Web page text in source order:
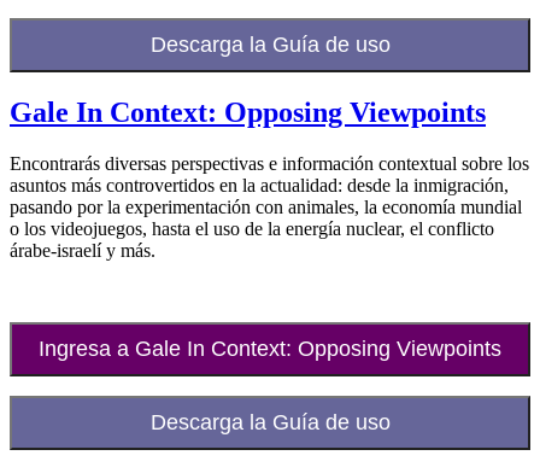
Descarga la Guía de uso
Gale In Context: Opposing Viewpoints
Encontrarás diversas perspectivas e información contextual sobre los
asuntos más controvertidos en la actualidad: desde la inmigración,
pasando por la experimentación con animales, la economía mundial
o los videojuegos, hasta el uso de la energía nuclear, el conflicto
árabe-israelí y más.
Ingresa a Gale In Context: Opposing Viewpoints
Descarga la Guía de uso